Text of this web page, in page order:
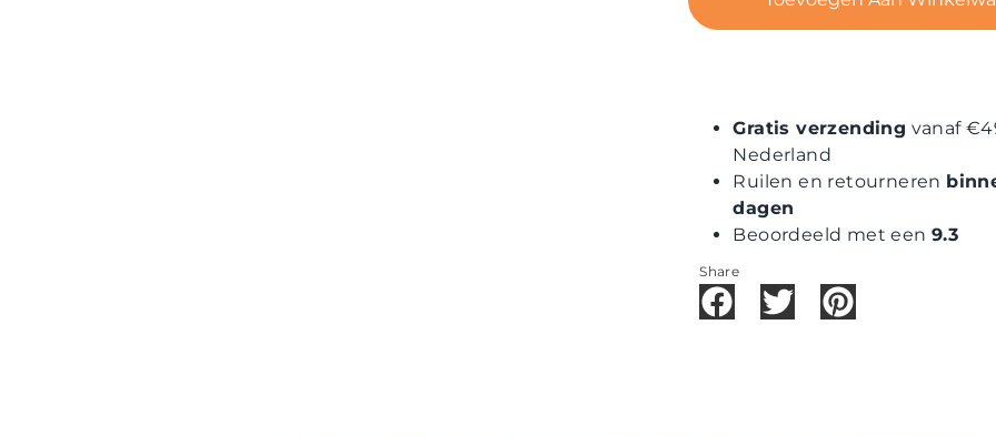
Gratis verzending vanaf
Nederland
Ruilen en retourneren
dagen
Beoordeeld met een9.3
Share